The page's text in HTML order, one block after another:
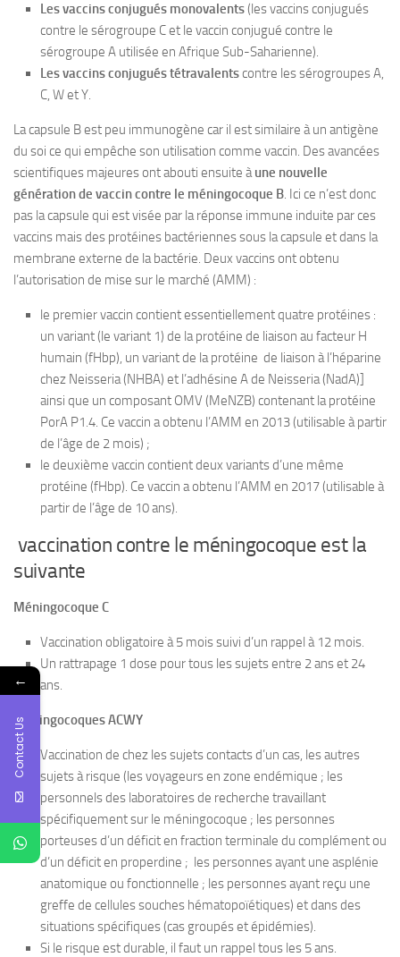
Les vaccins conjugués monovalents(les vaccins conjugués
contre le sérogroupe C et le vaccin conjugué contre le
sérogroupe A utilisée en Afrique Sub-Saharienne).
Les vaccins conjugués tétravalentscontre les sérogroupes A,
C, W et Y.
La capsule B est peu immunogène car il est similaire à un antigène
du soi ce qui empêche son utilisation comme vaccin. Des avancées
scientifiques majeures ont abouti ensuite àune nouvelle
génération de vaccin contre le méningocoque B. Ici ce n’est donc
pas la capsule qui est visée par la réponse immune induite par ces
vaccins mais des protéines bactériennes sous la capsule et dans la
membrane externe de la bactérie. Deux vaccins ont obtenu
l’autorisation de mise sur le marché (AMM) :
le premier vaccin contient essentiellement quatre protéines :
un variant (le variant 1) de la protéine de liaison au facteur H
humain (fHbp), un variant de la protéine de liaison à l’héparine
chez Neisseria (NHBA) et l’adhésine A de Neisseria (NadA)]
ainsi que un composant OMV (MeNZB) contenant la protéine
PorA P1.4. Ce vaccin a obtenu l’AMM en 2013 (utilisable à partir
de l’âge de 2 mois) ;
le deuxième vaccin contient deux variants d’une même
protéine (fHbp). Ce vaccin a obtenu l’AMM en 2017 (utilisable à
partir de l’âge de 10 ans).
vaccination contre le méningocoque est la
suivante
Méningocoque C
Vaccination obligatoire à 5 mois suivi d’un rappel à 12 mois.
Un rattrapage 1 dose pour tous les sujets entre 2 ans et 24
ans.
Méningocoques ACWY
Vaccination de chez les sujets contacts d’un cas, les autres
sujets à risque (les voyageurs en zone endémique ; les
personnels des laboratoires de recherche travaillant
spécifiquement sur le méningocoque ; les personnes
porteuses d’un déficit en fraction terminale du complément ou
d’un déficit en properdine ; les personnes ayant une asplénie
anatomique ou fonctionnelle ; les personnes ayant reçu une
greffe de cellules souches hématopoïétiques) et dans des
situations spécifiques (cas groupés et épidémies).
Si le risque est durable, il faut un rappel tous les 5 ans.
←
Contact Us